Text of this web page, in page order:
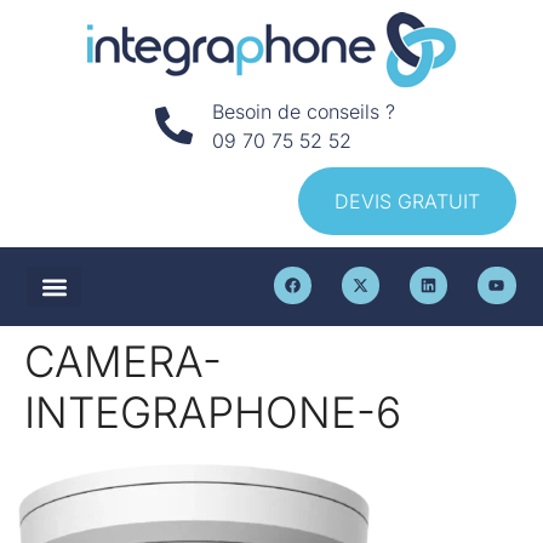
Besoin de conseils ?
09 70 75 52 52
DEVIS GRATUIT
CAMERA-
INTEGRAPHONE-6